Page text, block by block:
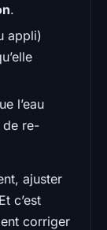
.
appli)
l’eau
de re-
ajuster
c’est
corriger